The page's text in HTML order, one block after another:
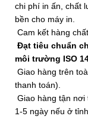
chi phí in ấn, chất
bền cho máy in.
Cam kết hàng
Đạt tiêu chuẩn
môi trường ISO
Giao hàng trên
thanh toán).
Giao hàng tận nơi
1-5 ngày nếu ở